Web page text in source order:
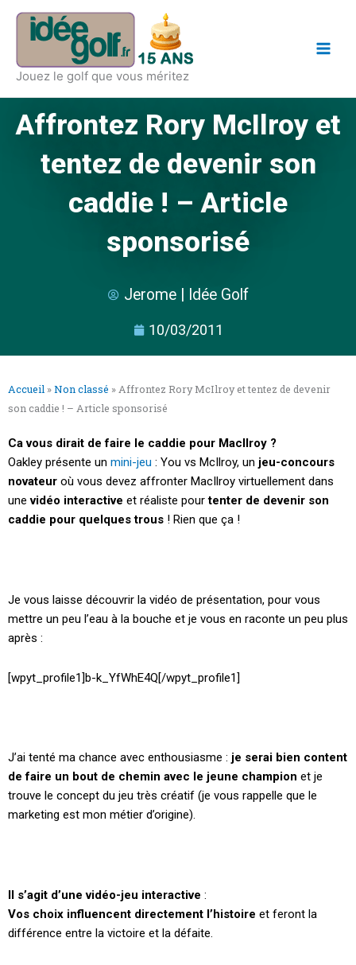
Aller
contenu
Jouez le golf que vous méritez
Affrontez Rory McIlroy et
tentez de devenir son
caddie ! – Article
sponsorisé
Jerome | Idée Golf
10/03/2011
Accueil »Non classé » Affrontez Rory McIlroy et tentez de devenir
son caddie ! – Article sponsorisé
Cavous dirait de faire le caddie pour MacIlroy ?
Oakley présente un mini-jeu : You vs McIlroy, un jeu-concours
novateur où vous devez affronter MacIlroy virtuellement dans
une vidéo interactive et réaliste pourtenter de devenir son
caddie pour quelques trous ! Rien que ça !
Je vous laisse découvrir la vidéo de présentation, pour vous
mettre un peu l’eau à la bouche et je vous en raconte un peu plus
après :
[wpyt_profile1]b-k_YfWhE4Q[/wpyt_profile1]
J’ai tenté ma chance avec enthousiasme : je serai bien content
de faire un bout de chemin avec le jeune champion et je
trouve le concept du jeu très créatif (je vous rappelle que le
marketing est mon métier d’origine).
Il s’agit d’une vidéo-jeu interactive :
Vos choix influencent directement l’histoire et feront la
différence entre la victoire et la défaite.